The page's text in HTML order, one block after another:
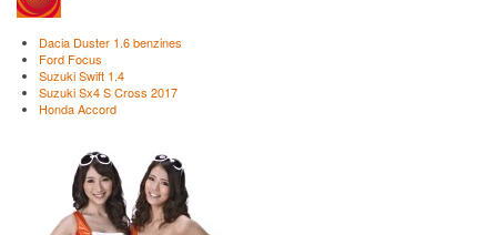
Dacia Duster 1.6 benzines
Ford Focus
Suzuki Swift 1.4
Suzuki Sx4 S Cross 2017
Honda Accord